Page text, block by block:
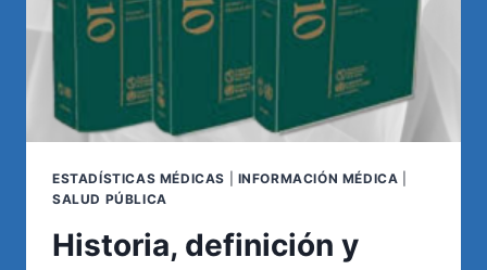
ESTADÍSTICAS MÉDICAS INFORMACIÓN MÉDICA
SALUD PÚBLICA
Historia, definición y